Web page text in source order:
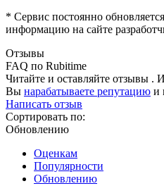
* Сервис постоянно
информацию на сайте
Отзывы
FAQ по Rubitime
Читайте и оставляйте отзывы .
Вы нарабатываете репутацию и
Написать отзыв
Сортировать по:
Обновлению
Оценкам
Популярности
Обновлению